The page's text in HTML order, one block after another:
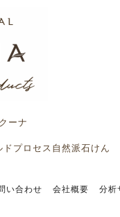
ーナ
プロセス自然派石けん
い合わせ 会社概要 分析